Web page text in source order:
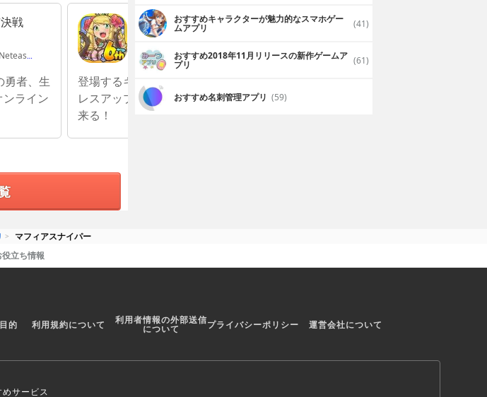
戦
Limited
勇者、生
ライン
ケリ姫スイーツ
無料 GungHo Online Entertainment, INC.
登場するキャラクターを武器やド
レスアップで成長させることが出
来る！
スナイパー３Dアサ
ーム Sniper 3D
無料 Fun Games For Free
飽きずにプレイできる
おすすめキャラクターが魅力的なスマホゲー
ムアプリ (41)
おすすめ2018年11月リリースの新作ゲームア
プリ (61)
おすすめ名刺管理アプリ (59)
マフィアスナイパー
役立ち情報
的 利用規約について 利用者情報の外部送信
について プライバシーポリシー 運営会社について
めサービス